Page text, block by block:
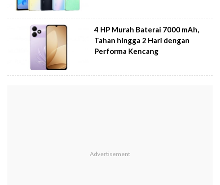
4 HP Murah Baterai 7000 mAh,
Tahan hingga 2 Hari dengan
Performa Kencang